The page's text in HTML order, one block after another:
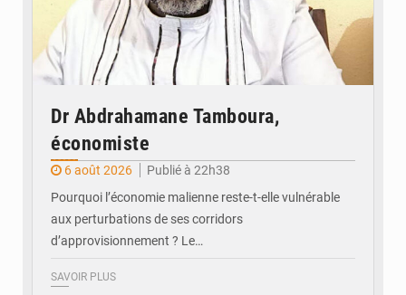
Dr Abdrahamane Tamboura,
économiste
6 août 2026
Publié à 22h38
Pourquoi l’économie malienne reste-t-elle vulnérable
aux perturbations de ses corridors
d’approvisionnement ? Le…
SAVOIR PLUS